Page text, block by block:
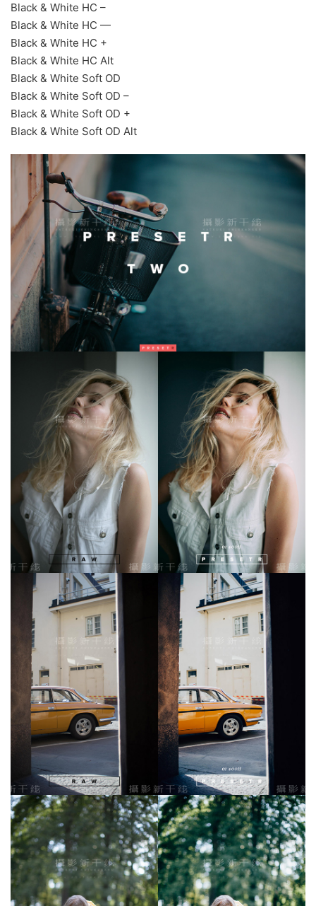
Black & White HC –
Black & White HC —
Black & White HC +
Black & White HC Alt
Black & White Soft OD
Black & White Soft OD –
Black & White Soft OD +
Black & White Soft OD Alt